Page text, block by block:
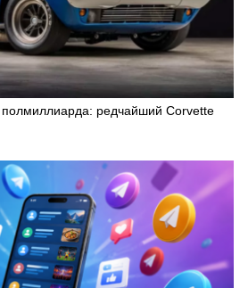
полмиллиарда: редчайший Corvette